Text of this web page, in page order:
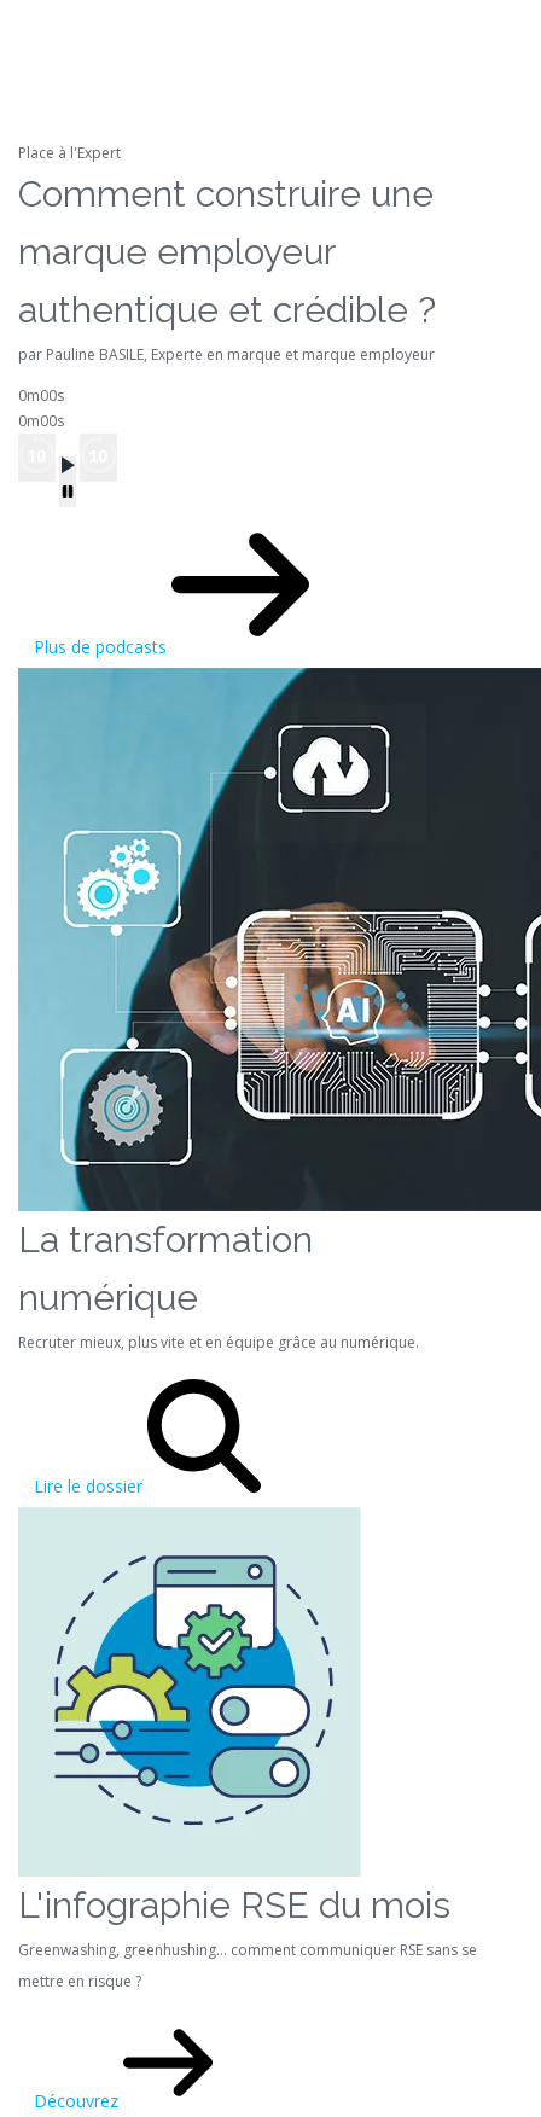
Place à l'Expert
Comment construire une
marque employeur
authentique et crédible ?
par Pauline BASILE, Experte en marque et marque employeur
0m00s
0m00s
Plus de podcasts
La transformation
numérique
Recruter mieux, plus vite et en équipe grâce au numérique.
Lire le dossier
L'infographie RSE du mois
Greenwashing, greenhushing… comment communiquer RSE sans se
mettre en risque ?
Découvrez